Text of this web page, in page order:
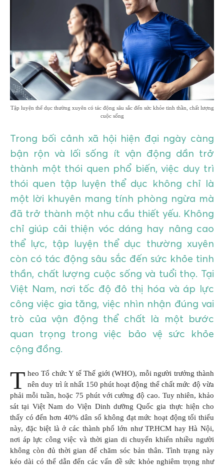
KỲ NGHỈ & ĐIỂM ĐẾN
QUÀ TẶNG & SỰ KIỆN
LIÊN HỆ
Tập luyện thể dục thường xuyên có tác động sâu sắc đến sức khỏe tinh thần, chất lượng
cuộc sống
Trong bối cảnh xã hội hiện đại ngày càng
bận rộn và lối sống ít vận động dần trở
thành một thói quen phổ biến, việc duy trì
thói quen tập luyện thể dục không chỉ là
một lời khuyên mang tính phòng ngừa mà
đã trở thành một nhu cầu thiết yếu. Không
chỉ giúp cải thiện vóc dáng hay nâng cao
thể lực, tập luyện thể dục thường xuyên
còn có tác động sâu sắc đến sức khỏe tinh
thần, chất lượng cuộc sống và tuổi thọ. Tại
Việt Nam, nơi tốc độ đô thị hóa và áp lực
công việc gia tăng, việc nhìn nhận đúng vai
trò của vận động thể chất là một bước
quan trọng trong việc bảo vệ sức khỏe
cộng đồng.
T heo Tổ chức Y tế Thế giới (WHO), mỗi người trưởng thành
nên duy trì ít nhất 150 phút hoạt động thể chất mức độ vừa
phải mỗi tuần, hoặc 75 phút với cường độ cao. Tuy nhiên, khảo
sát tại Việt Nam do Viện Dinh dưỡng Quốc gia thực hiện cho
thấy có đến hơn 40% dân số không đạt mức hoạt động tối thiểu
này, đặc biệt là ở các thành phố lớn như TP.HCM hay Hà Nội,
nơi áp lực công việc và thời gian di chuyển khiến nhiều người
không còn đủ thời gian để chăm sóc bản thân. Tình trạng này
kéo dài có thể dẫn đến các vấn đề sức khỏe nghiêm trọng như